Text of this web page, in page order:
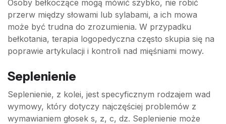
Osoby bełkoczące mogą mówić szybko, nie robić
przerw między słowami lub sylabami, a ich mowa
może być trudna do zrozumienia. W przypadku
bełkotania, terapia logopedyczna często skupia się na
poprawie artykulacji i kontroli nad mięśniami mowy.
Seplenienie
Seplenienie, z kolei, jest specyficznym rodzajem wad
wymowy, który dotyczy najczęściej problemów z
wymawianiem głosek s, z, c, dz. Seplenienie może